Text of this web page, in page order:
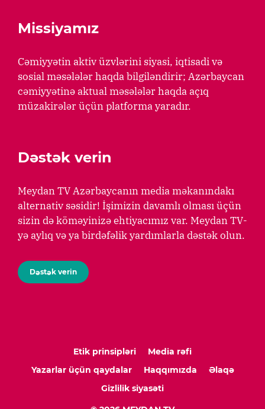
Missiyamız
Cəmiyyətin aktiv üzvlərini siyasi, iqtisadi və
sosial məsələlər haqda bilgiləndirir; Azərbaycan
cəmiyyətinə aktual məsələlər haqda açıq
müzakirələr üçün platforma yaradır.
Dəstək verin
Meydan TV Azərbaycanın media məkanındakı
alternativ səsidir! İşimizin davamlı olması üçün
sizin də köməyinizə ehtiyacımız var. Meydan TV-
yə aylıq və ya birdəfəlik yardımlarla dəstək olun.
Dəstək verin
Etik prinsipləri
Media rəfi
Yazarlar üçün qaydalar
Haqqımızda
Əlaqə
Gizlilik siyasəti